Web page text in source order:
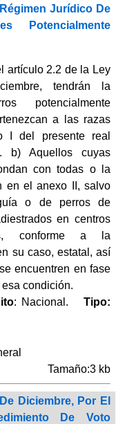
Jurídico De
Potencialmente
artículo 2.2 de la Ley
tendrán la
potencialmente
a las razas
I del presente real
b) Aquellos cuyas
con todas o la
en el anexo II, salvo
o de perros de
en centros
conforme a la
su caso, estatal, así
encuentren en fase
condición.
: Nacional.Tipo:
Tamaño:3 kb
Diciembre, Por El
De Voto